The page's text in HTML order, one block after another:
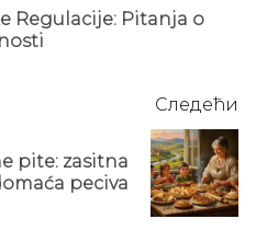
Regulacije: Pitanja o
Следећи
pite: zasitna
peciva